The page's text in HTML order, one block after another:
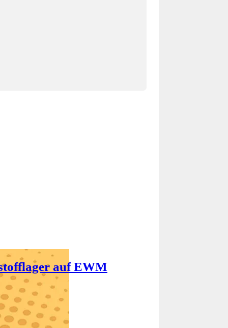
auf EWM